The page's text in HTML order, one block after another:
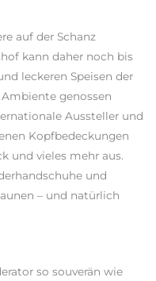
auf der Schanz
kann daher noch bis
leckeren Speisen der
genossen
Aussteller und
Kopfbedeckungen
und vieles mehr aus.
und
– und natürlich
so souverän wie